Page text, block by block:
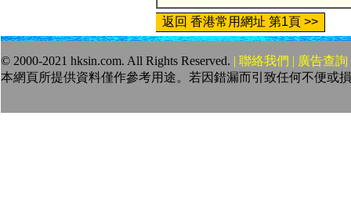
返回 香港常用網址 第1頁 >>
© 2000-2021 hksin.com. All Rights Reserved. | 聯絡我們 | 廣告查詢
本網頁所提供資料僅作參考用途。若因錯漏而引致任何不便或